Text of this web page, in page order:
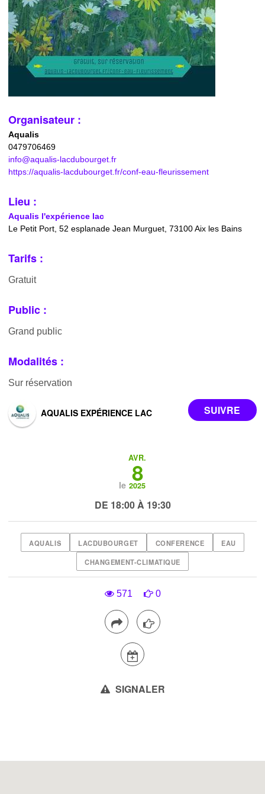
Organisateur :
Aqualis
0479706469
info@aqualis-lacdubourget.fr
https://aqualis-lacdubourget.fr/conf-eau-fleurissement
Lieu :
Aqualis l'expérience lac
Le Petit Port, 52 esplanade Jean Murguet, 73100 Aix les Bains
Tarifs :
Gratuit
Public :
Grand public
Modalités :
Sur réservation
AQUALIS EXPÉRIENCE LAC
le
AVR.
8
2025
DE 18:00 À 19:30
AQUALIS LACDUBOURGET CONFERENCE EAU
CHANGEMENT-CLIMATIQUE
571 0
SIGNALER